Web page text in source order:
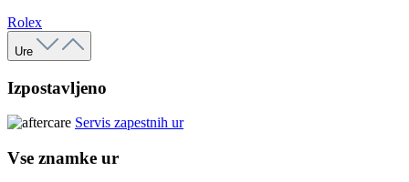
Rolex
Ure
Izpostavljeno
Servis zapestnih ur
Vse znamke ur